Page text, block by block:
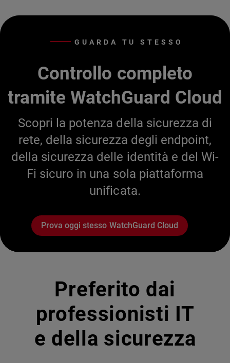
GUARDA TU STESSO
Controllo completo
tramite WatchGuard Cloud
Scopri la potenza della sicurezza di
rete, della sicurezza degli endpoint,
della sicurezza delle identità e del Wi-
Fi sicuro in una sola piattaforma
unificata.
Prova oggi stesso WatchGuard Cloud
Preferito dai
professionisti IT
e della sicurezza